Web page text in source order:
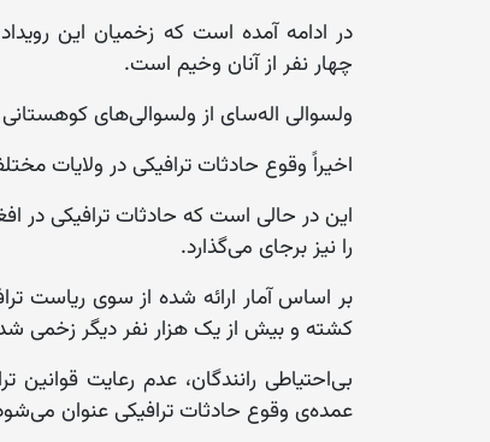
در ادامه آمده است که زخمیان این
چهار نفر از آنان وخیم است.
ولسوالی اله‌سای از ولسوالی‌های
اخیراً وقوع حادثات ترافیکی در ولایات
این در حالی است که حادثات ترافیکی در
را نیز برجای می‌گذارد.
کشته و بیش از یک هزار نفر دیگر زخمی
بی‌احتیاطی رانندگان، عدم رعایت
عمده‌ی وقوع حادثات ترافیکی عنوان